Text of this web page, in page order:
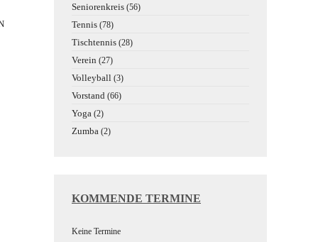
Seniorenkreis (56)
Tennis (78)
Tischtennis (28)
Verein (27)
Volleyball (3)
Vorstand (66)
Yoga (2)
Zumba (2)
KOMMENDE TERMINE
Keine Termine